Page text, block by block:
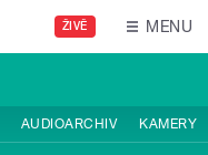
ŽIVĚ MENU
AUDIOARCHIV KAMERY